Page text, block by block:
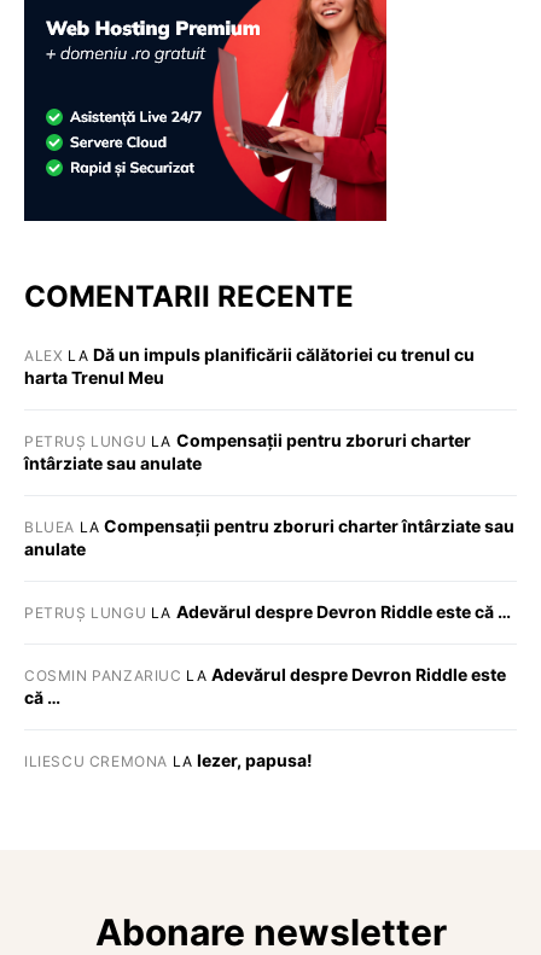
COMENTARII RECENTE
ALEX LA Dă un impuls planificării călătoriei cu trenul cu
harta Trenul Meu
PETRUȘ LUNGU LA Compensații pentru zboruri charter
întârziate sau anulate
BLUEA LACompensații pentru zboruri charter întârziate sau
anulate
PETRUȘ LUNGU LA Adevărul despre Devron Riddle este că …
COSMIN PANZARIUC LA Adevărul despre Devron Riddle este
că …
ILIESCU CREMONA LA Iezer, papusa!
Abonare newsletter